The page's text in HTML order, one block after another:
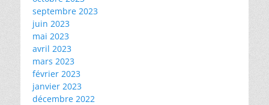
septembre 2023
juin 2023
mai 2023
avril 2023
mars 2023
février 2023
janvier 2023
décembre 2022